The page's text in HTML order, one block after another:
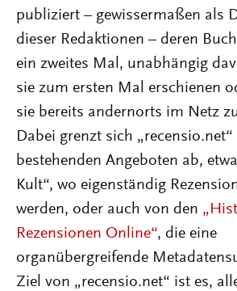
publiziert – gewissermaßen als
dieser Redaktionen – deren
ein zweites Mal, unabhängig
sie zum ersten Mal erschienen
sie bereits andernorts im Netz
Dabei grenzt sich
bestehenden Angeboten ab,
Kult“, wo eigenständig
werden, oder auch von den
Rezensionen Online“, die eine
organübergreifende
Ziel von „recensio.net“ ist es,